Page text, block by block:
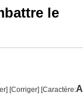
le
[Corriger] [Caractère:A